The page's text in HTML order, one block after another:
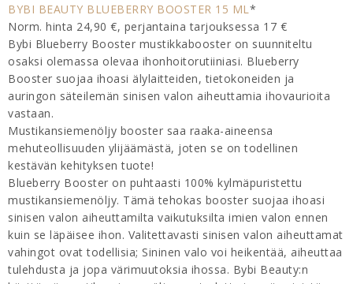
BYBI BEAUTY BLUEBERRY BOOSTER 15 ML *
Norm. hinta 24,90 €, perjantaina tarjouksessa 17 €
Bybi Blueberry Booster mustikkabooster on suunniteltu
osaksi olemassa olevaa ihonhoitorutiiniasi. Blueberry
Booster suojaa ihoasi älylaitteiden, tietokoneiden ja
auringon säteilemän sinisen valon aiheuttamia ihovaurioita
vastaan.
Mustikansiemenöljy booster saa raaka-aineensa
mehuteollisuuden ylijäämästä, joten se on todellinen
kestävän kehityksen tuote!
Blueberry Booster on puhtaasti 100% kylmäpuristettu
mustikansiemenöljy. Tämä tehokas booster suojaa ihoasi
sinisen valon aiheuttamilta vaikutuksilta imien valon ennen
kuin se läpäisee ihon. Valitettavasti sinisen valon aiheuttamat
vahingot ovat todellisia; Sininen valo voi heikentää, aiheuttaa
tulehdusta ja jopa värimuutoksia ihossa. Bybi Beauty:n